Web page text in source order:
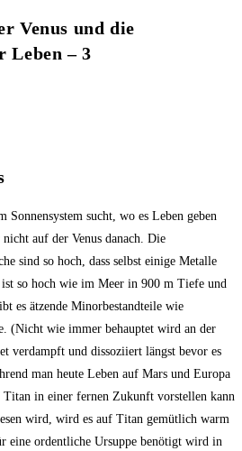
Venus und die
Leben – 3
Sonnensystem sucht, wo es Leben geben
auf der Venus danach. Die
sind so hoch, dass selbst einige Metalle
so hoch wie im Meer in 900 m Tiefe und
es ätzende Minorbestandteile wie
(Nicht wie immer behauptet wird an der
verdampft und dissoziiert längst bevor es
man heute Leben auf Mars und Europa
Titan in einer fernen Zukunft vorstellen kann
wird, wird es auf Titan gemütlich warm
eine ordentliche Ursuppe benötigt wird in